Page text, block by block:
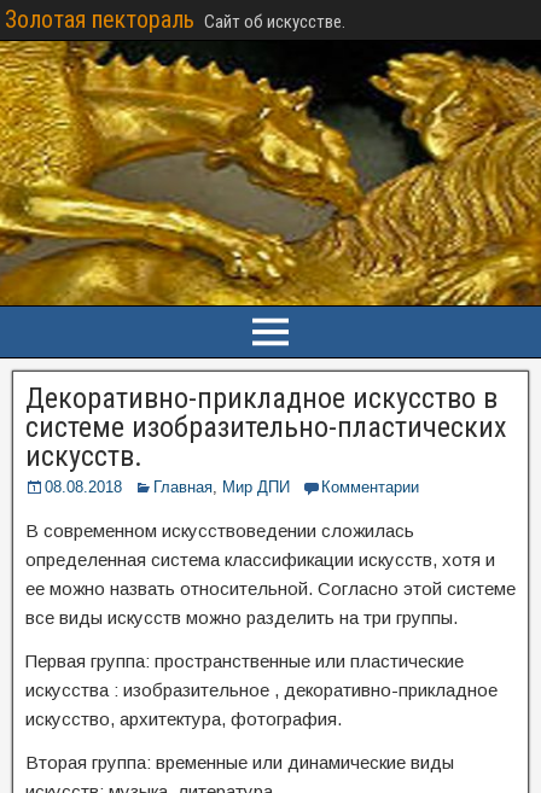
Золотая пектораль Сайт об искусстве.
Декоративно-прикладное искусство в
системе изобразительно-пластических
искусств.
08.08.2018 Главная, Мир ДПИ Комментарии
В современном искусствоведении сложилась
определенная система классификации искусств, хотя и
ее можно назвать относительной. Согласно этой системе
все виды искусств можно разделить на три группы.
Первая группа: пространственные или пластические
искусства : изобразительное , декоративно-прикладное
искусство, архитектура, фотография.
Вторая группа: временные или динамические виды